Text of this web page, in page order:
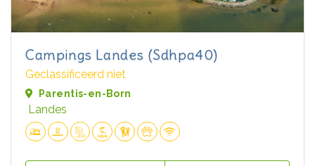
Campings Landes (Sdhpa40)
Geclassificeerd niet
Parentis-en-Born
Landes